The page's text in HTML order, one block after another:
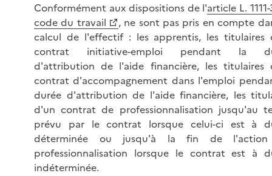
Conformément aux dispositions de l'article L.
code du travail
, ne sont pas pris en compte
calcul de l'effectif : les apprentis, les titulaires
contrat initiative-emploi pendant la
d'attribution de l'aide financière, les titulaires
contrat d'accompagnement dans l'emploi
durée d'attribution de l'aide financière, les
d'un contrat de professionnalisation jusqu'au
prévu par le contrat lorsque celui-ci est à
déterminée ou jusqu'à la fin de
professionnalisation lorsque le contrat est à
indéterminée.